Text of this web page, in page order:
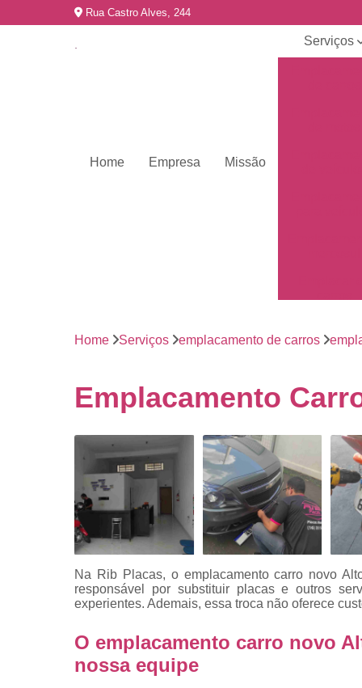
Rua Castro Alves, 244
Home Empresa Missão
Serviços
Placa de
Placas
Placas de
Placas
veículo
Placas
Placas
mercosul
carro
Home Serviços emplacamento de carros
Emplacamento
Na Rib Placas, o emplacamento carro novo
responsável por substituir placas e outros
experientes. Ademais, essa troca não oferece
O emplacamento carro novo
nossa equipe